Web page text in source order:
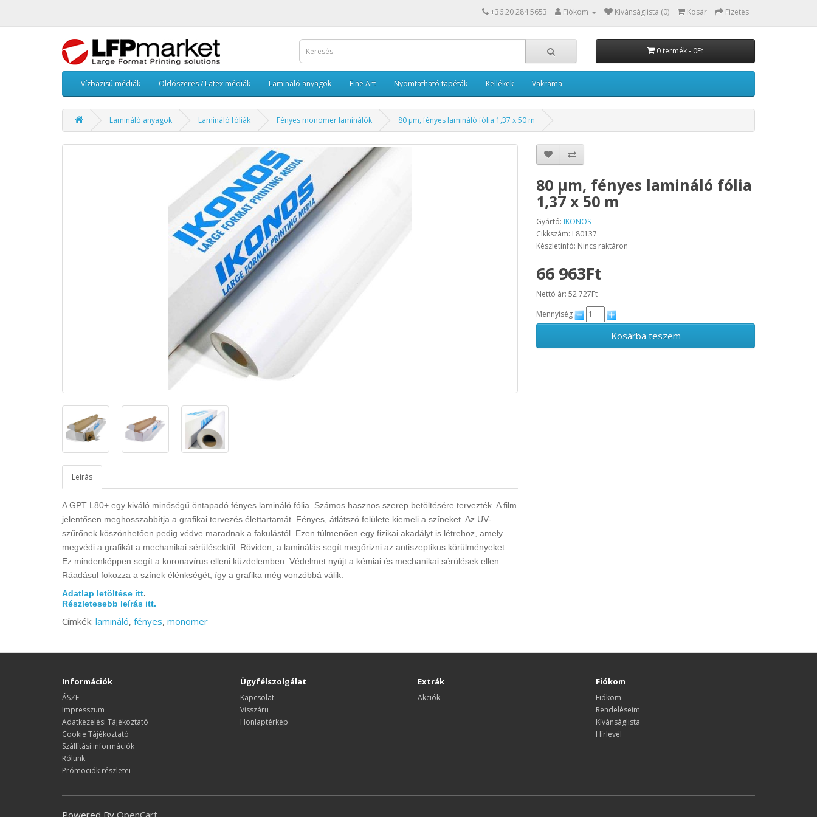
+36 20 284 5653 Fiókom Kívánságlista (0) Kosár Fizetés
0 termék - 0Ft
Vízbázisú médiák Oldószeres / Latex médiák Lamináló anyagok Fine Art Nyomtatható tapéták Kellékek Vakráma
Lamináló anyagok Lamináló fóliák Fényes monomer laminálók 80 µm, fényes lamináló fólia 1,37 x 50 m
Leírás
A GPT L80+ egy kiváló minőségű öntapadó fényes lamináló fólia. Számos hasznos szerep betöltésére tervezték. A film
jelentősen meghosszabbítja a grafikai tervezés élettartamát. Fényes, átlátszó felülete kiemeli a színeket. Az UV-
szűrőnek köszönhetően pedig védve maradnak a fakulástól. Ezen túlmenően egy fizikai akadályt is létrehoz, amely
megvédi a grafikát a mechanikai sérülésektől. Röviden, a laminálás segít megőrizni az antiszeptikus körülményeket.
Ez mindenképpen segít a koronavírus elleni küzdelemben. Védelmet nyújt a kémiai és mechanikai sérülések ellen.
Ráadásul fokozza a színek élénkségét, így a grafika még vonzóbbá válik.
Adatlap letöltése itt.
Részletesebb leírás itt.
80 µm, fényes lamináló fólia
1,37 x 50 m
Gyártó: IKONOS
Cikkszám: L80137
Készletinfó: Nincs raktáron
66 963Ft
Nettó ár: 52 727Ft
Mennyiség
Kosárba teszem
Címkék: lamináló, fényes, monomer
Információk
ÁSZF
Impresszum
Adatkezelési Tájékoztató
Cookie Tájékoztató
Szállítási információk
Rólunk
Prómociók részletei
Ügyfélszolgálat
Kapcsolat
Visszáru
Honlaptérkép
Extrák
Akciók
Fiókom
Fiókom
Rendeléseim
Kívánságlista
Hírlevél
Powered By OpenCart